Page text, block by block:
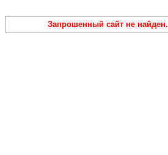
Запрошенный сайт не найден.